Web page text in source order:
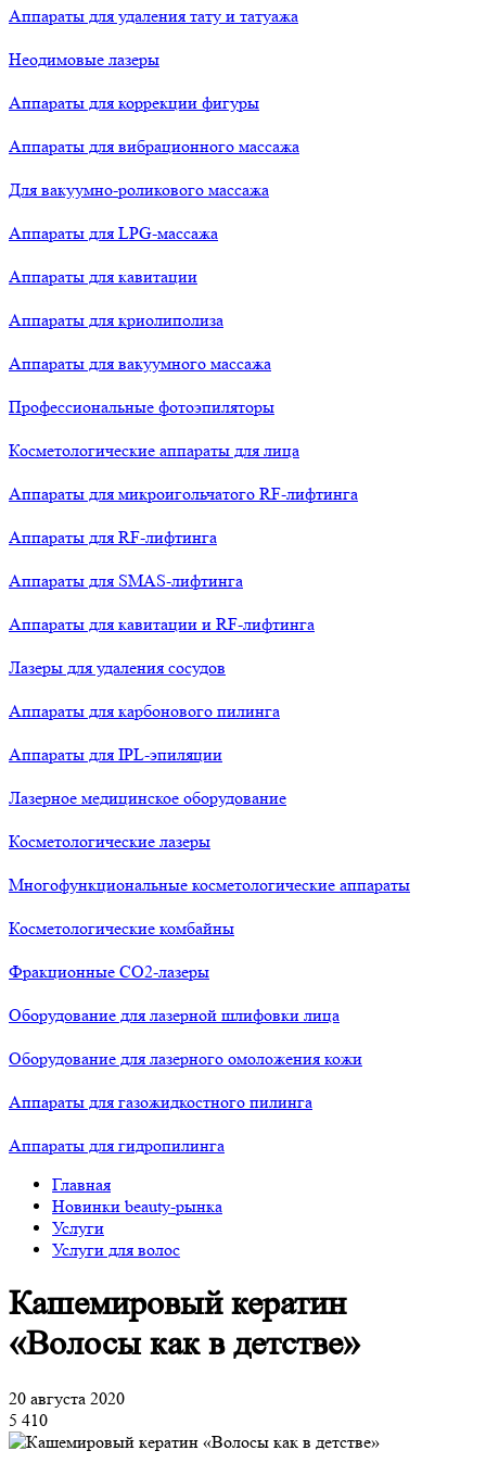
Аппараты для удаления тату и татуажа
Неодимовые лазеры
Аппараты для коррекции фигуры
Аппараты для вибрационного массажа
Для вакуумно-роликового массажа
Аппараты для LPG-массажа
Аппараты для кавитации
Аппараты для криолиполиза
Аппараты для вакуумного массажа
Профессиональные фотоэпиляторы
Косметологические аппараты для лица
Аппараты для микроигольчатого RF-лифтинга
Аппараты для RF-лифтинга
Аппараты для SMAS-лифтинга
Аппараты для кавитации и RF-лифтинга
Лазеры для удаления сосудов
Аппараты для карбонового пилинга
Аппараты для IPL-эпиляции
Лазерное медицинское оборудование
Косметологические лазеры
Многофункциональные косметологические аппараты
Косметологические комбайны
Фракционные СО2-лазеры
Оборудование для лазерной шлифовки лица
Оборудование для лазерного омоложения кожи
Аппараты для газожидкостного пилинга
Аппараты для гидропилинга
Главная
Новинки beauty-рынка
Услуги
Услуги для волос
Кашемировый кератин
«Волосы как в детстве»
20 августа 2020
5 410